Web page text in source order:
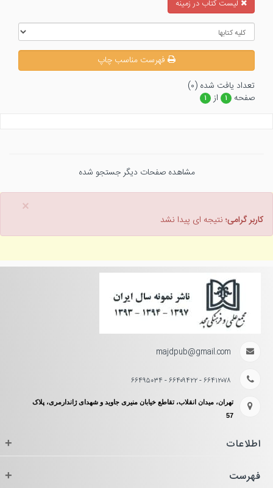
ليست كتاب در زمينه
فهرست مناسب چاپ
تعداد يافت شده (۰)
صفحه
۱ از ۱
مشاهده صفحات دیگر جستجو شده
×
کاربر گرامی؛ نتیجه ای پیدا نشد
majdpub@gmail.com
۶۶۴۱۲۰۷۸ - ۶۶۴۰۹۴۲۲ - ۶۶۴۹۵۰۳۴
تهران، میدان انقلاب، تقاطع خیابان منیری جاوید و شهدای ژاندارمری، پلاک
57
اطلاعات +
فهرست +